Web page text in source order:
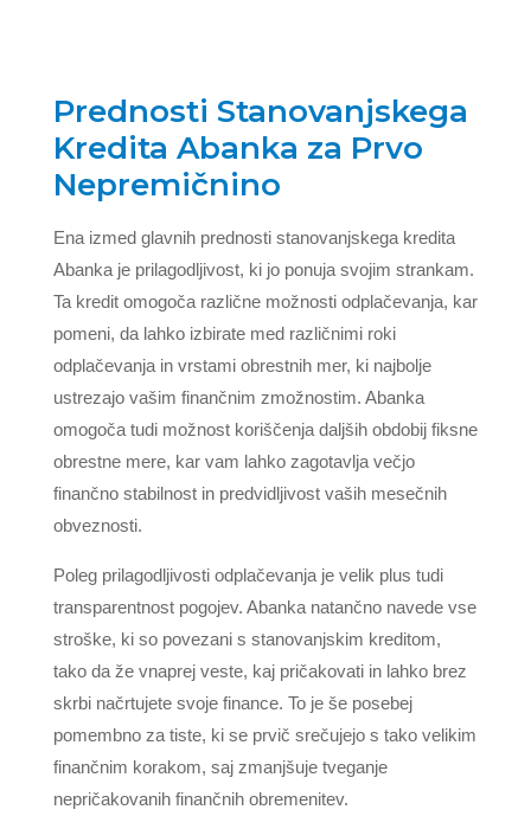
Prednosti Stanovanjskega
Kredita Abanka za Prvo
Nepremičnino
Ena izmed glavnih prednosti stanovanjskega kredita
Abanka je prilagodljivost, ki jo ponuja svojim strankam.
Ta kredit omogoča različne možnosti odplačevanja, kar
pomeni, da lahko izbirate med različnimi roki
odplačevanja in vrstami obrestnih mer, ki najbolje
ustrezajo vašim finančnim zmožnostim. Abanka
omogoča tudi možnost koriščenja daljših obdobij fiksne
obrestne mere, kar vam lahko zagotavlja večjo
finančno stabilnost in predvidljivost vaših mesečnih
obveznosti.
Poleg prilagodljivosti odplačevanja je velik plus tudi
transparentnost pogojev. Abanka natančno navede vse
stroške, ki so povezani s stanovanjskim kreditom,
tako da že vnaprej veste, kaj pričakovati in lahko brez
skrbi načrtujete svoje finance. To je še posebej
pomembno za tiste, ki se prvič srečujejo s tako velikim
finančnim korakom, saj zmanjšuje tveganje
nepričakovanih finančnih obremenitev.